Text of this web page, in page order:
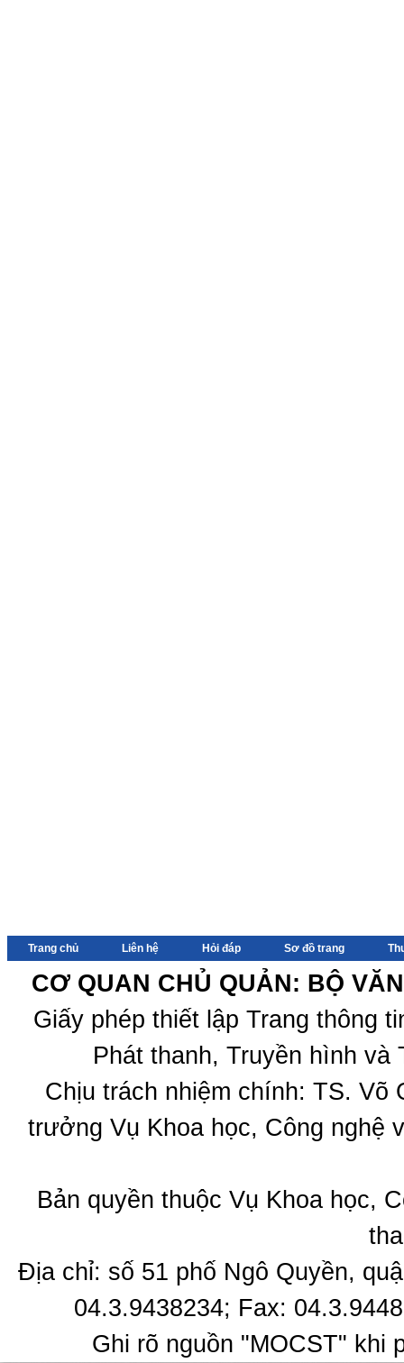
Trang chủ Liên hệ Hỏi đáp Sơ đồ trang
CƠ QUAN CHỦ QUẢN: BỘ
Giấy phép thiết lập Trang thông
Phát thanh, Truyền hình
Chịu trách nhiệm chính: TS.
trưởng Vụ Khoa học, Công nghệ
Bản quyền thuộc Vụ Khoa học,
Địa chỉ: số 51 phố Ngô Quyền,
04.3.9438234; Fax:
Ghi rõ nguồn "MOCST" khi